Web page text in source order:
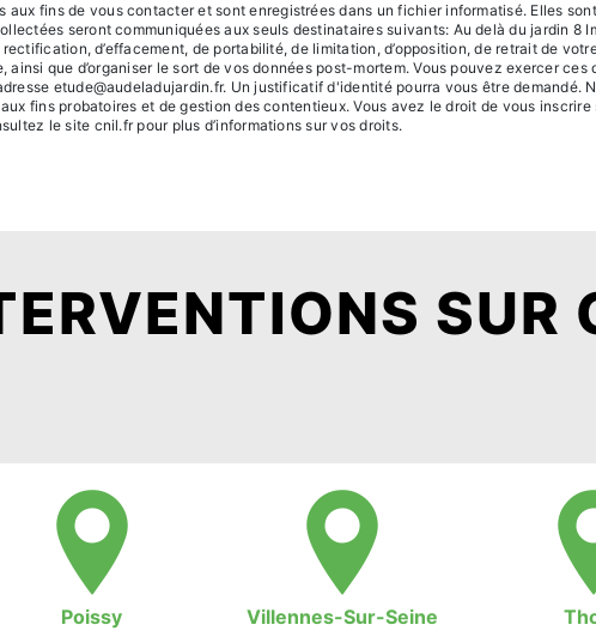
fins de vous contacter et sont enregistrées dans un fichier informatisé. Elles
seront communiquées aux seuls destinataires suivants: Au delà du jardin 8
d’effacement, de portabilité, de limitation, d’opposition, de retrait de
ainsi que d’organiser le sort de vos données post-mortem. Vous pouvez exercer
etude@audeladujardin.fr. Un justificatif d'identité pourra vous être demandé.
fins probatoires et de gestion des contentieux. Vous avez le droit de vous
le site cnil.fr pour plus d’informations sur vos droits.
SUR
Poissy Villennes-Sur-Seine